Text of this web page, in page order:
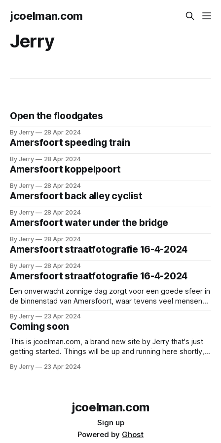
jcoelman.com
Jerry
Open the floodgates
By Jerry 28 Apr 2024
Amersfoort speeding train
By Jerry 28 Apr 2024
Amersfoort koppelpoort
By Jerry 28 Apr 2024
Amersfoort back alley cyclist
By Jerry 28 Apr 2024
Amersfoort water under the bridge
By Jerry 28 Apr 2024
Amersfoort straatfotografie 16-4-2024
By Jerry 28 Apr 2024
Amersfoort straatfotografie 16-4-2024
Een onverwacht zonnige dag zorgt voor een goede sfeer in
de binnenstad van Amersfoort, waar tevens veel mensen
impressie van deze dag in 10 foto's.
By Jerry 23 Apr 2024
Coming soon
This is jcoelman.com, a brand new site by Jerry that's just
getting started. Things will be up and running here shortly,
up to date and receive emails when new content is
By Jerry 23 Apr 2024
jcoelman.com
Sign up
Powered by Ghost